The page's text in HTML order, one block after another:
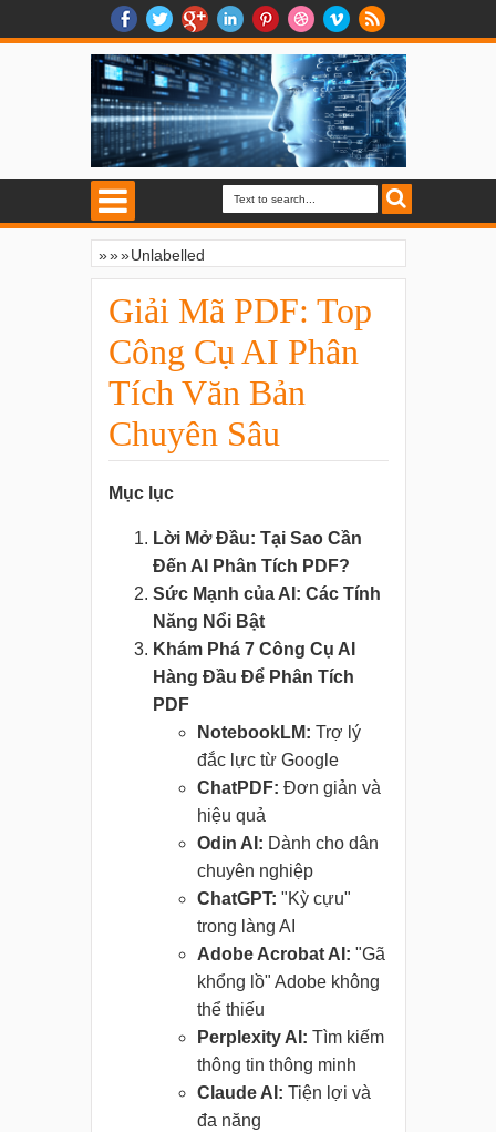
»» Unlabelled
»
Giải Mã PDF: Top
Công Cụ AI Phân
Tích Văn Bản
Chuyên Sâu
Mục lục
Lời Mở Đầu: Tại Sao Cần
Đến AI Phân Tích PDF?
Sức Mạnh của AI: Các Tính
Năng Nổi Bật
Khám Phá 7 Công Cụ AI
Hàng Đầu Để Phân Tích
PDF
NotebookLM: Trợ lý
đắc lực từ Google
ChatPDF: Đơn giản và
hiệu quả
Odin AI: Dành cho dân
chuyên nghiệp
ChatGPT: "Kỳ cựu"
trong làng AI
Adobe Acrobat AI: "Gã
khổng lồ" Adobe không
thể thiếu
Perplexity AI: Tìm kiếm
thông tin thông minh
Claude AI: Tiện lợi và
đa năng